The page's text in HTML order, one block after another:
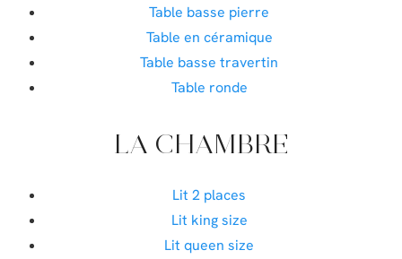
Table basse pierre
Table en céramique
Table basse travertin
Table ronde
LA CHAMBRE
Lit 2 places
Lit king size
Lit queen size